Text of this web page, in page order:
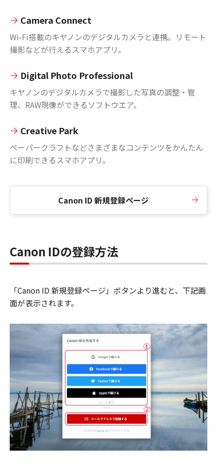
Camera Connect
Wi-Fi搭載のキヤノンのデジタルカメラと連携。リモート
撮影などが行えるスマホアプリ。
Digital Photo Professional
キヤノンのデジタルカメラで撮影した写真の調整・管
理、RAW現像ができるソフトウエア。
Creative Park
ペーパークラフトなどさまざまなコンテンツをかんたん
に印刷できるスマホアプリ。
Canon ID 新規登録ページ
Canon IDの登録方法
「Canon ID 新規登録ページ」ボタンより進むと、下記画
面が表示されます。